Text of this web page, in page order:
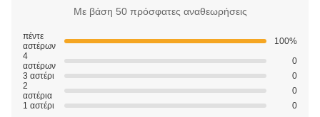
Με βάση 50 πρόσφατες αναθεωρήσεις
πέντε
αστέρων
100%
4
αστέρων
0
3 αστέρι
0
2
αστέρια
0
1 αστέρι
0